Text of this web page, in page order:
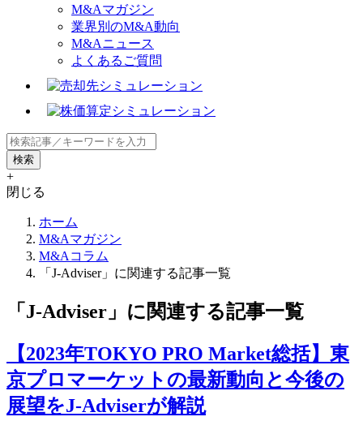
M&Aマガジン
業界別のM&A動向
M&Aニュース
よくあるご質問
+
閉じる
ホーム
M&Aマガジン
M&Aコラム
「J-Adviser」に関連する記事一覧
「J-Adviser」に関連する記事一覧
【2023年TOKYO PRO Market総括】東
京プロマーケットの最新動向と今後の
展望をJ-Adviserが解説